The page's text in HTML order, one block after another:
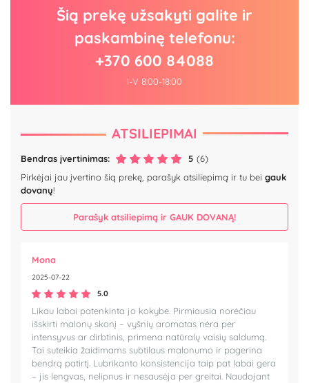
Šią prekę užsakyti galite ir
paskambinę telefonu:
+370 600 84088
I-V 8:00-18:00
ATSILIEPIMAI
Bendras įvertinimas: 5 (6)
Pirkėjai jau įvertino šią prekę, parašyk atsiliepimą ir tu bei gauk
dovanų!
Parašyk atsiliepimą ir GAUK DOVANĄ!
Mona
2025-07-22
5.0
Likau labai patenkinta jo kokybe. Pirmiausia norėčiau
išskirti malonų skonį – vyšnių aromatas nėra per
intensyvus ar dirbtinis, primena natūralų vaisių saldumą.
Tai suteikia žaidimams subtilaus malonumo ir pagerina
bendrą patirtį. Lubrikanto konsistencija taip pat labai gera
– jis lengvas, nelipnus ir nesausėja per greitai. Naudojant